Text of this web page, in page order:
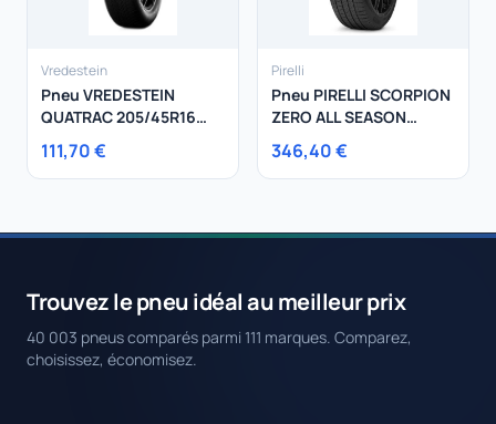
Vredestein
Pneu VREDESTEIN
QUATRAC 205/45R16
83H
111,70 €
Pirelli
Pneu PIRELLI SCORPION
ZERO ALL SEASON
315/40R21 115V
346,40 €
Trouvez le pneu idéal au meilleur prix
40 003 pneus comparés parmi 111 marques. Comparez,
choisissez, économisez.